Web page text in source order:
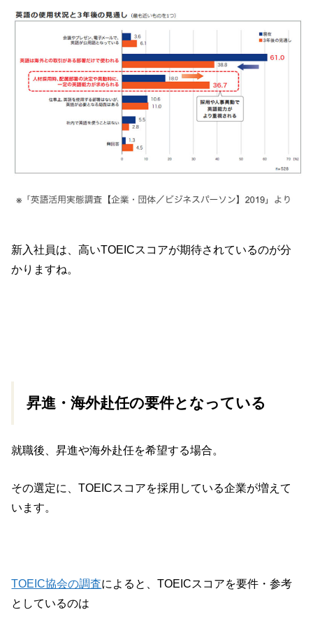
新入社員は、高いTOEICスコアが期待されているのが分
かりますね。
昇進・海外赴任の要件となっている
就職後、昇進や海外赴任を希望する場合。
その選定に、TOEICスコアを採用している企業が増えて
います。
TOEIC協会の調査によると、TOEICスコアを要件・参考
としているのは